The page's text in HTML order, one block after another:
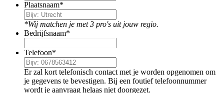
Plaatsnaam*
*Wij matchen je met 3 pro's uit jouw regio.
Bedrijfsnaam*
Telefoon*
Er zal kort telefonisch contact met je worden opgenomen om
je gegevens te bevestigen. Bij een foutief telefoonnummer
wordt je aanvraag helaas niet doorgezet.